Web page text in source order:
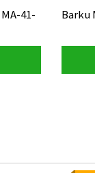
41-
Barku